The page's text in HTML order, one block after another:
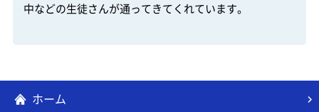
中などの生徒さんが通ってきてくれています。
ホーム